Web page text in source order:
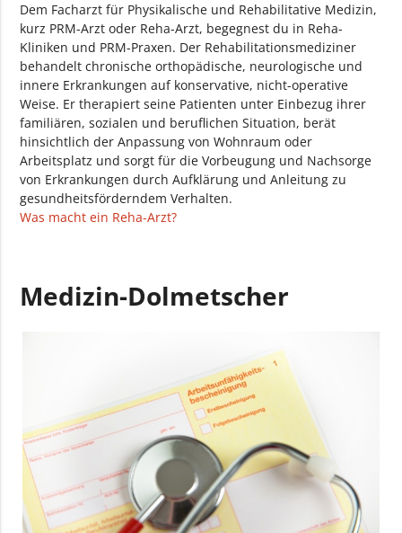
Dem Facharzt für Physikalische und Rehabilitative Medizin,
kurz PRM-Arzt oder Reha-Arzt, begegnest du in Reha-
Kliniken und PRM-Praxen. Der Rehabilitationsmediziner
behandelt chronische orthopädische, neurologische und
innere Erkrankungen auf konservative, nicht-operative
Weise. Er therapiert seine Patienten unter Einbezug ihrer
familiären, sozialen und beruflichen Situation, berät
hinsichtlich der Anpassung von Wohnraum oder
Arbeitsplatz und sorgt für die Vorbeugung und Nachsorge
von Erkrankungen durch Aufklärung und Anleitung zu
gesundheitsförderndem Verhalten.
Was macht ein Reha-Arzt?
Medizin-Dolmetscher